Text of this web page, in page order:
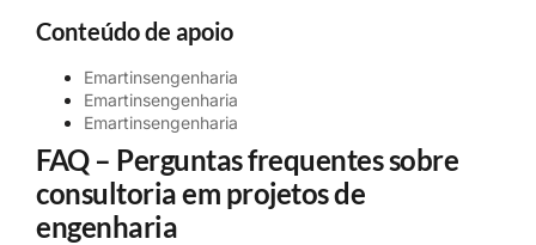
Conteúdo de apoio
Emartinsengenharia
Emartinsengenharia
Emartinsengenharia
FAQ – Perguntas frequentes sobre
consultoria em projetos de
engenharia